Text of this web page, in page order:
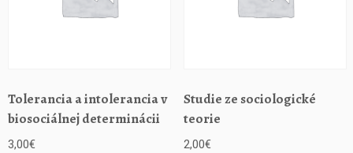
Tolerancia a intolerancia v
biosociálnej determinácii
3,00€
Studie ze sociologické
teorie
2,00€